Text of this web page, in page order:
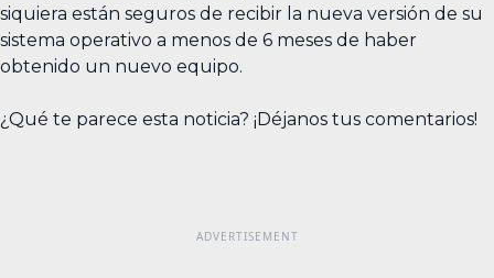
siquiera están seguros de recibir la nueva versión de su
sistema operativo a menos de 6 meses de haber
obtenido un nuevo equipo.
¿Qué te parece esta noticia? ¡Déjanos tus comentarios!